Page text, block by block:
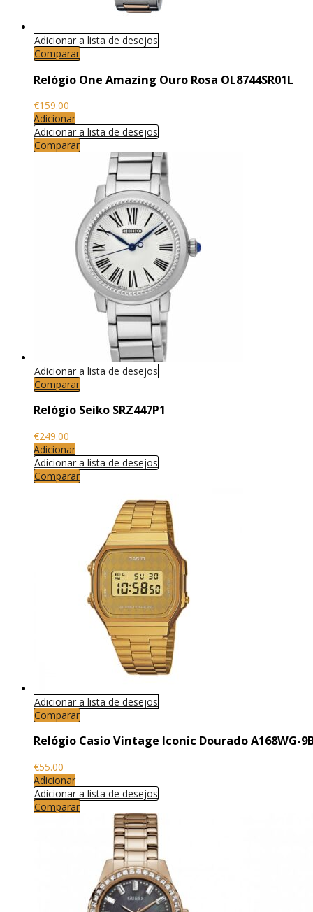
Adicionar a lista de desejos
Comparar
Relógio One Amazing Ouro Rosa OL8744SR01L
€159.00
Adicionar
Adicionar a lista de desejos
Comparar
Adicionar a lista de desejos
Comparar
Relógio Seiko SRZ447P1
€249.00
Adicionar
Adicionar a lista de desejos
Comparar
Adicionar a lista de desejos
Comparar
Relógio Casio Vintage Iconic Dourado A168WG-
€55.00
Adicionar
Adicionar a lista de desejos
Comparar